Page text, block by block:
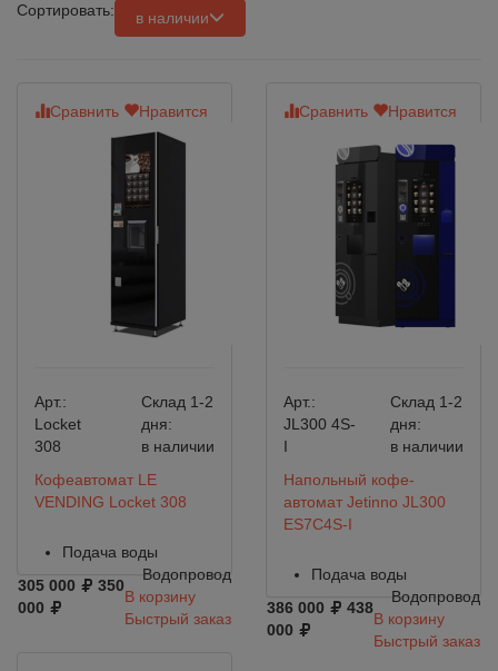
Сортировать:
в наличии
Сравнить Нравится
Арт.:
Locket
308
Склад 1-2
дня:
в наличии
Кофеавтомат LE
VENDING Locket 308
Подача воды
Водопровод
305 000
350
000
В корзину
Быстрый заказ
Сравнить Нравится
Арт.:
JL300 4S-
I
Склад 1-2
дня:
в наличии
Напольный кофе-
автомат Jetinno JL300
ES7C4S-I
Подача воды
Водопровод
386 000
438
000
В корзину
Быстрый заказ